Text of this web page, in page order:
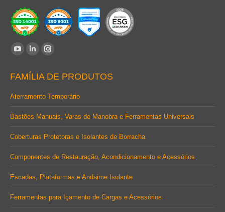
Encontre-nos em:
opens
in
window
Linkedin
opens
in
window
Instagram
opens
in
window
FAMÍLIA DE PRODUTOS
Aterramento Temporário
Bastões Manuais, Varas de Manobra e Ferramentas Universais
Coberturas Protetoras e Isolantes de Borracha
Componentes de Restauração, Acondicionamento e Acessórios
Escadas, Plataformas e Andaime Isolante
Ferramentas para Içamento de Cargas e Acessórios